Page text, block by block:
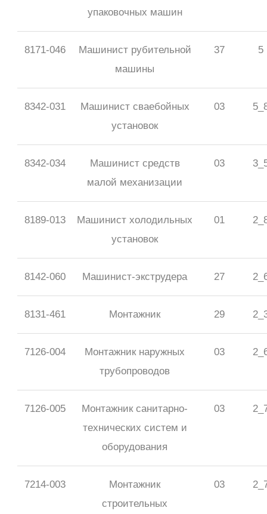
упаковочных машин
8171-046
Машинист рубительной
машины
37 5
8342-031
Машинист сваебойных
установок
03
8342-034
Машинист средств
малой механизации
03
8189-013
Машинист холодильных
установок
01
8142-060 Машинист-экструдера 27
8131-461 Монтажник 29
7126-004
Монтажник наружных
трубопроводов
03
7126-005
Монтажник санитарно-
технических систем и
оборудования
03
7214-003
Монтажник
строительных
03